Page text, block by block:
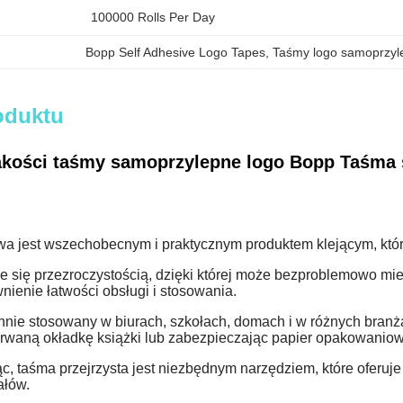
100000 Rolls Per Day
Bopp Self Adhesive Logo Tapes , Taśmy logo
taśmy samoprzylepne logo Bopp
jest wszechobecnym i praktycznym produktem klejącym,
się przezroczystością, dzięki której może bezproblemowo
łatwości obsługi i stosowania.
stosowany w biurach, szkołach, domach i w różnych
okładkę książki lub zabezpieczając papier
taśma przejrzysta jest niezbędnym narzędziem, które